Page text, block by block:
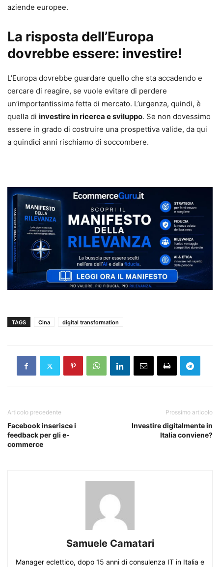
aziende europee.
La risposta dell’Europa
dovrebbe essere: investire!
L’Europa dovrebbe guardare quello che sta accadendo e
cercare di reagire, se vuole evitare di perdere
un’importantissima fetta di mercato. L’urgenza, quindi, è
quella di investire in ricerca e sviluppo. Se non dovessimo
essere in grado di costruire una prospettiva valide, da qui
a quindici anni rischiamo di soccombere.
TAGS Cina digital transformation
Articolo precedente
Facebook inserisce i
feedback per gli e-
commerce
Prossimo articolo
Investire digitalmente in
Italia conviene?
Samuele Camatari
Manager eclettico, dopo 15 anni di consulenza IT in Italia e